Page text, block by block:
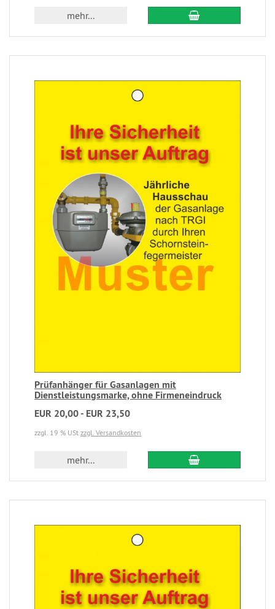
mehr...
Prüfanhänger für Gasanlagen mit
Dienstleistungsmarke, ohne Firmeneindruck
EUR 20,00 - EUR 23,50
zzgl. 19 % USt zzgl. Versandkosten
mehr...